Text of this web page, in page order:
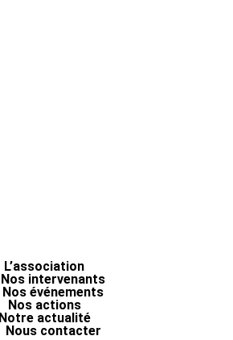
L’association
Nos intervenants
Nos événements
Nos actions
Notre actualité
Nous contacter